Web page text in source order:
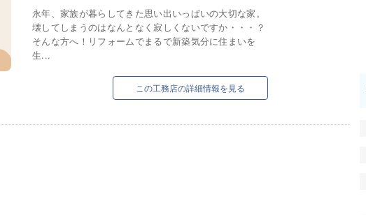
永年、家族が暮らしてきた思い出いっぱいの大切な家。
壊してしまうのはなんとなく寂しくないですか・・・？
そんな方へ！リフォームでまるで新築気分に住まいを
生...
この工務店の詳細情報を見る